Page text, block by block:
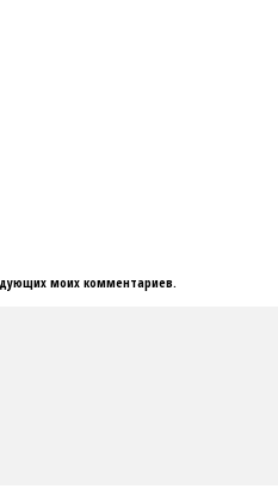
моих комментариев.